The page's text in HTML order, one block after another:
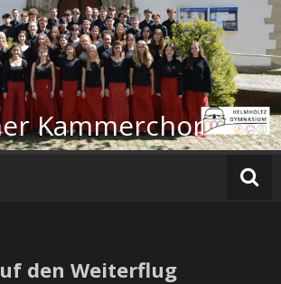
Kammerchor
den Weiterflug